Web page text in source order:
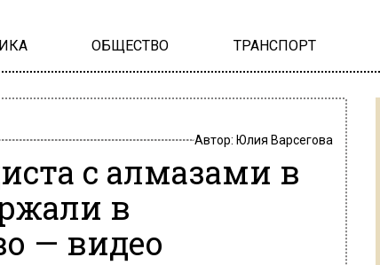
ОБЩЕСТВО ТРАНСПОРТ
Автор: Юлия Варсегова
с алмазами в
в
— видео